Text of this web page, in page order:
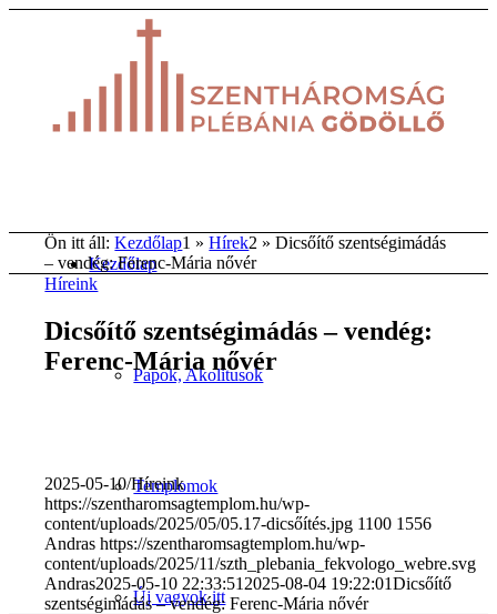
Kezdőlap
Papok, Akolitusok
Templomok
Új vagyok itt
Ön itt áll: Kezdőlap1 »Hírek2 »Dicsőítő szentségimádás
– vendég: Ferenc-Mária nővér
Híreink
Dicsőítő szentségimádás – vendég:
Ferenc-Mária nővér
2025-05-10/Híreink
https://szentharomsagtemplom.hu/wp-
content/uploads/2025/05/05.17-dicsőítés.jpg 1100 1556
Andras https://szentharomsagtemplom.hu/wp-
content/uploads/2025/11/szth_plebania_fekvologo_webre.svg
Andras2025-05-10 22:33:51 2025-08-04 19:22:01Dicsőítő
szentségimádás – vendég: Ferenc-Mária nővér